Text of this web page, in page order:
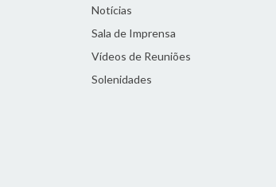
Notícias
Sala de Imprensa
Vídeos de Reuniões
Solenidades